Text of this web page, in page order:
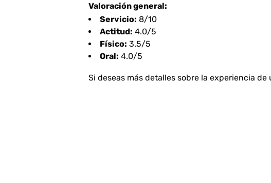
Valoración general:
Servicio: 8/10
Actitud: 4.0/5
Físico: 3.5/5
Oral: 4.0/5
Si deseas más detalles sobre la experiencia